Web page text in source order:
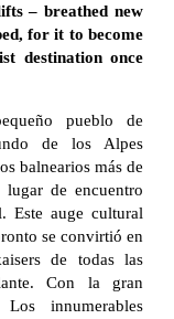
– breathed new
for it to become
destination once
pueblo de
de los Alpes
balnearios más de
de encuentro
Este auge cultural
se convirtió en
de todas las
Con la gran
innumerables